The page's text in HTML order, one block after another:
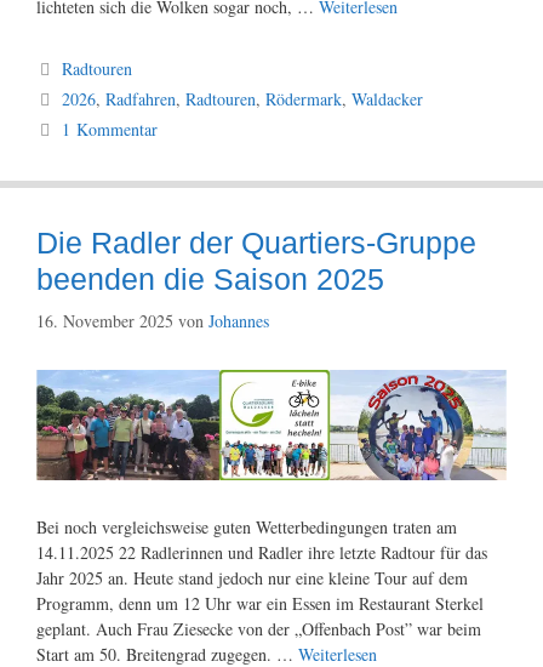
lichteten sich die Wolken sogar noch, … Weiterlesen
Kategorien
Radtouren
Schlagwörter
2026,Radfahren,Radtouren,Rödermark,Waldacker
1 Kommentar
Die Radler der Quartiers-Gruppe
beenden die Saison 2025
16. November 2025 von Johannes
Bei noch vergleichsweise guten Wetterbedingungen traten am
14.11.2025 22 Radlerinnen und Radler ihre letzte Radtour für das
Jahr 2025 an. Heute stand jedoch nur eine kleine Tour auf dem
Programm, denn um 12 Uhr war ein Essen im Restaurant Sterkel
geplant. Auch Frau Ziesecke von der „Offenbach Post” war beim
Start am 50. Breitengrad zugegen. … Weiterlesen